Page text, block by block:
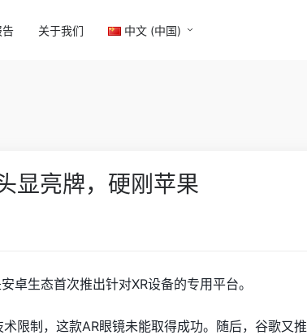
告 关于我们 中文 (中国)
显亮牌，硬刚苹果
生态首次推出针对XR设备的专用平台。
限制，这款AR眼镜未能取得成功。随后，谷歌又